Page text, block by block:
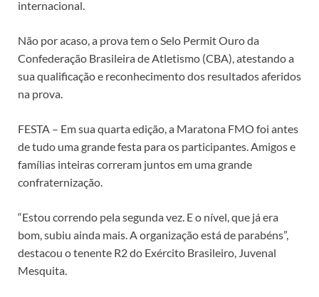
internacional.
Não por acaso, a prova tem o Selo Permit Ouro da
Confederação Brasileira de Atletismo (CBA), atestando a
sua qualificação e reconhecimento dos resultados aferidos
na prova.
FESTA – Em sua quarta edição, a Maratona FMO foi antes
de tudo uma grande festa para os participantes. Amigos e
famílias inteiras correram juntos em uma grande
confraternização.
“Estou correndo pela segunda vez. E o nível, que já era
bom, subiu ainda mais. A organização está de parabéns”,
destacou o tenente R2 do Exército Brasileiro, Juvenal
Mesquita.